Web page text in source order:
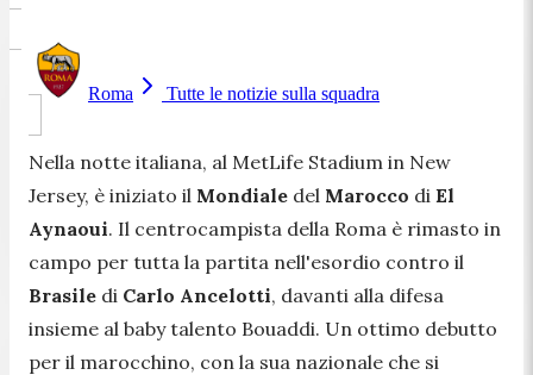
Roma Tutte le notizie sulla squadra
Nella notte italiana, al MetLife Stadium in New
Jersey, è iniziato il Mondiale del Marocco di El
Aynaoui. Il centrocampista della Roma è rimasto in
campo per tutta la partita nell'esordio contro il
Brasile di Carlo Ancelotti, davanti alla difesa
insieme al baby talento Bouaddi. Un ottimo debutto
per il marocchino, con la sua nazionale che si